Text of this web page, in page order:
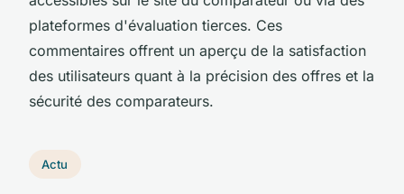
plateformes d'évaluation tierces. Ces
commentaires offrent un aperçu de la satisfaction
des utilisateurs quant à la précision des offres et la
sécurité des comparateurs.
Actu